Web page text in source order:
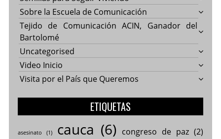
Sobre la Escuela de Comunicación
Tejido de Comunicación ACIN, Ganador del
Bartolomé
Uncategorised
Video Inicio
Visita por el País que Queremos
ETIQUETAS
asesinato (1) cauca (6) congreso de paz(2)